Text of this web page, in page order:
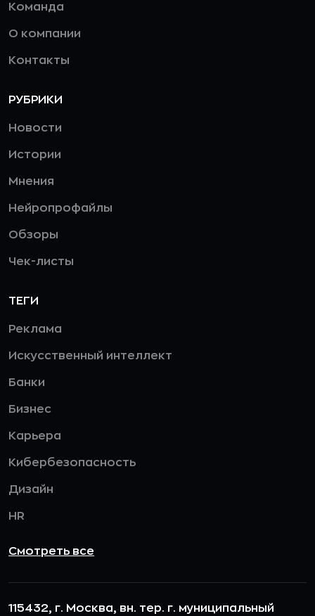
Команда
О компании
Контакты
РУБРИКИ
Новости
Истории
Мнения
Нейропрофайлы
Обзоры
Чек-листы
ТЕГИ
Реклама
Искусственный интеллект
Банки
Бизнес
Карьера
Кибербезопасность
Дизайн
HR
Смотреть все
115432, г. Москва, вн. тер. г. муниципальный